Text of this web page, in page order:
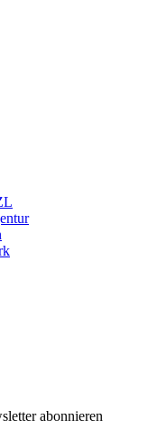
abonnieren